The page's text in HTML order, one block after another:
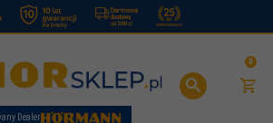
Dealer
0